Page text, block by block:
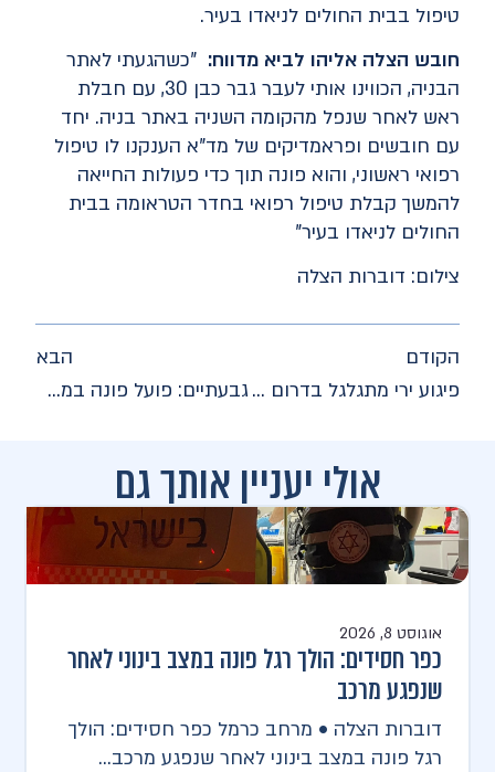
טיפול בבית החולים לניאדו בעיר.
חובש הצלה אליהו לביא מדווח: "כשהגעתי לאתר
הבניה, הכווינו אותי לעבר גבר כבן 30, עם חבלת
ראש לאחר שנפל מהקומה השניה באתר בניה. יחד
עם חובשים ופראמדיקים של מד"א הענקנו לו טיפול
רפואי ראשוני, והוא פונה תוך כדי פעולות החייאה
להמשך קבלת טיפול רפואי בחדר הטראומה בבית
החולים לניאדו בעיר"
צילום: דוברות הצלה
הקודם
פיגוע ירי מתגלגל בדרום השרון
הבא
גבעתיים: פועל פונה במצב בינוני לאחר שנפל מסולם
אולי יעניין אותך גם
אוגוסט 8, 2026
כפר חסידים: הולך רגל פונה במצב בינוני לאחר
שנפגע מרכב
דוברות הצלה • מרחב כרמל כפר חסידים: הולך
רגל פונה במצב בינוני לאחר שנפגע מרכב...